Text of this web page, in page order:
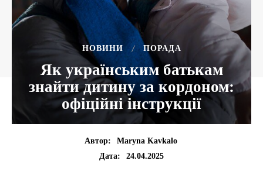
НОВИНИ ПОРАДА
Як українським батькам
знайти дитину за кордоном:
офіційні інструкції
Автор:
Maryna Kavkalo
Дата:
24.04.2025